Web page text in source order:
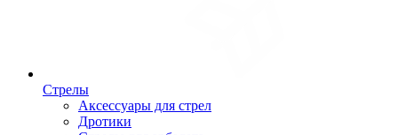
Стрелы
Аксессуары для стрел
Дротики